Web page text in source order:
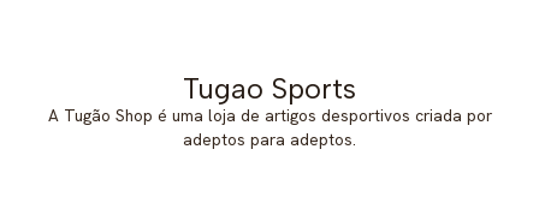
Tugao Sports
A Tugão Shop é uma loja de artigos desportivos criada por
adeptos para adeptos.